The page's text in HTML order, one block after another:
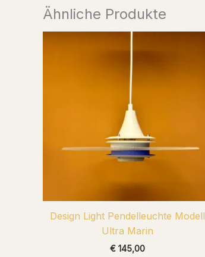
Ähnliche Produkte
Design Light Pendelleuchte Modell
Ultra Marin
€ 145,00